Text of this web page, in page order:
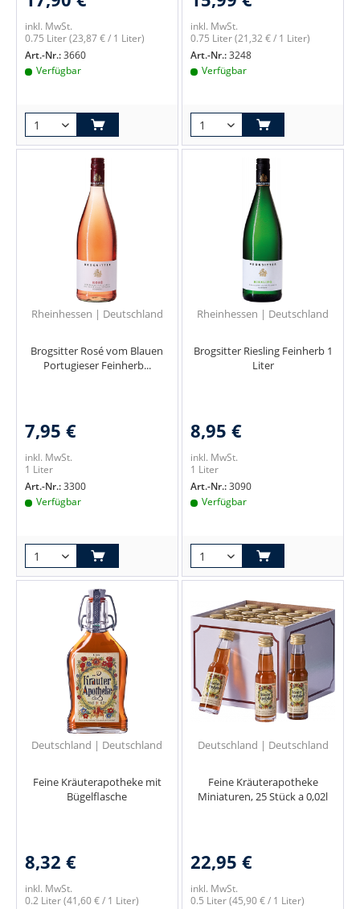
inkl. MwSt.
0.75 Liter(23,87 € / 1 Liter)
Art.-Nr.:3660
Verfügbar
inkl. MwSt.
0.75 Liter(21,32 € / 1 Liter)
Art.-Nr.:3248
Verfügbar
Rheinhessen | Deutschland
Brogsitter Rosé vom Blauen
Portugieser Feinherb...
7,95 €
inkl. MwSt.
1 Liter
Art.-Nr.:3300
Verfügbar
Rheinhessen | Deutschland
Brogsitter Riesling Feinherb 1
Liter
8,95 €
inkl. MwSt.
1 Liter
Art.-Nr.:3090
Verfügbar
Deutschland | Deutschland
Feine Kräuterapotheke mit
Bügelflasche
8,32 €
inkl. MwSt.
0.2 Liter(41,60 € / 1 Liter)
Deutschland | Deutschland
Feine Kräuterapotheke
Miniaturen, 25 Stück a 0,02l
22,95 €
inkl. MwSt.
0.5 Liter(45,90 € / 1 Liter)